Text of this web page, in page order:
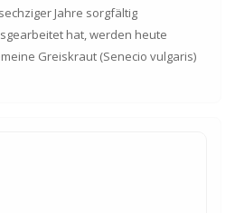
Jahre sorgfältig
hat, werden heute
Greiskraut (Senecio vulgaris)